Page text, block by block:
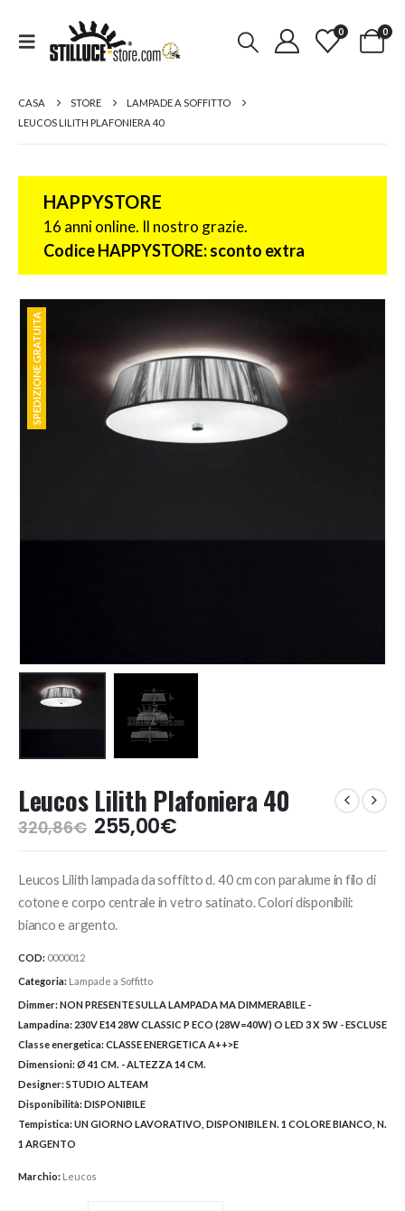
0 0
CASA STORE
LAMPADE A SOFFITTO
LEUCOS LILITH PLAFONIERA 40
HAPPYSTORE
16 anni online. Il nostro grazie.
Codice HAPPYSTORE: sconto extra
SPEDIZIONE GRATUITA
SPEDIZIONE GRATUITA
Leucos Lilith Plafoniera 40
320,86€ Il
prezzo
era:
320,86€.
255,00€Il
prezzo
è:
255,00€.
Leucos Lilith lampada da soffitto d. 40 cm con paralume in filo di
cotone e corpo centrale in vetro satinato. Colori disponibili:
bianco e argento.
COD: 0000012
Categoria: Lampade a Soffitto
Dimmer:NON PRESENTE SULLA LAMPADA MA DIMMERABILE -
Lampadina: 230V E14 28W CLASSIC P ECO (28W=40W) O LED 3 X 5W - ESCLUSE
Classe energetica:CLASSE ENERGETICA A++>E
Dimensioni:Ø 41 CM. - ALTEZZA 14 CM.
Designer:STUDIO ALTEAM
Disponibilità:DISPONIBILE
Tempistica:UN GIORNO LAVORATIVO, DISPONIBILE N. 1 COLORE BIANCO, N.
1 ARGENTO
Marchio: Leucos